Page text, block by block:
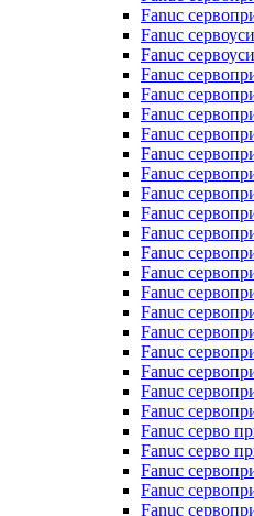
Fanuc
Fanuc
Fanuc
Fanuc
Fanuc
Fanuc
Fanuc
Fanuc
Fanuc
Fanuc
Fanuc
Fanuc
Fanuc
Fanuc
Fanuc
Fanuc
Fanuc
Fanuc
Fanuc
Fanuc
Fanuc
Fanuc серво
Fanuc серво
Fanuc
Fanuc
Fanuc